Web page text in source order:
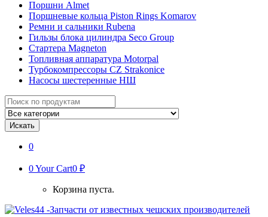
Поршни Almet
Поршневые кольца Piston Rings Komarov
Ремни и сальники Rubena
Гильзы блока цилиндра Seco Group
Стартера Magneton
Топливная аппаратура Motorpal
Турбокомпрессоры CZ Strakonice
Насосы шестеренные НШ
Search
for:
Искать
0
0Your Cart0 ₽
Корзина пуста.